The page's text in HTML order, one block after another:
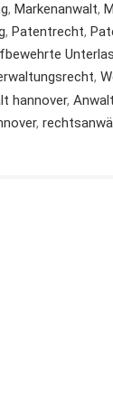
, Markenanwalt,
, Patentrecht,
,
hannover,
,